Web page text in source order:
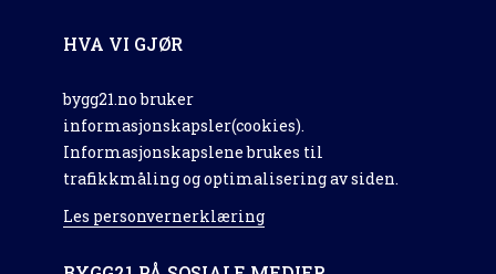
HVA VI GJØR
bygg21.no bruker
informasjonskapsler(cookies).
Informasjonskapslene brukes til
trafikkmåling og optimalisering av siden.
Les personvernerklæring